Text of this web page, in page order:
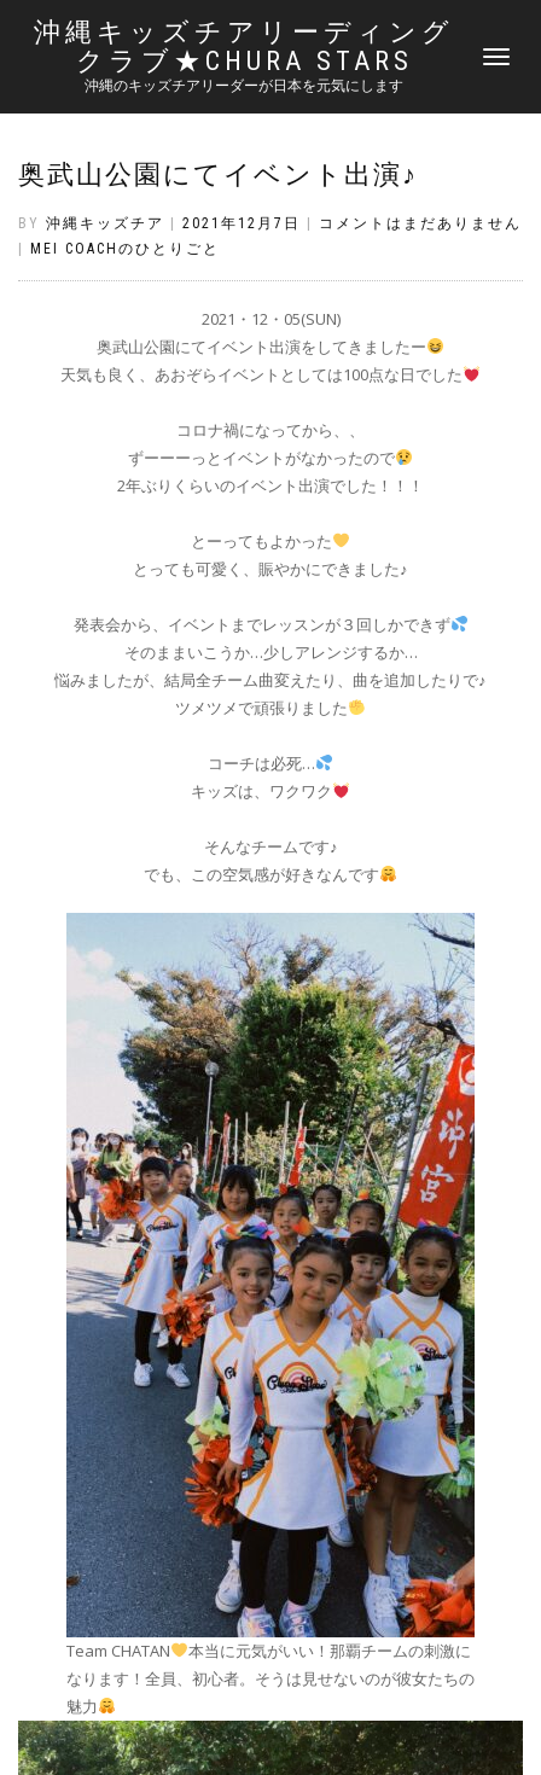
沖縄キッズチアリーディング
クラブ★CHURA STARS
沖縄のキッズチアリーダーが日本を元気にします
ナ
切
奥武山公園にてイベント出演♪
BY 沖縄キッズチア 2021年12月7日
コメントはまだありません
MEI COACHのひとりごと
2021・12・05(SUN)
奥武山公園にてイベント出演をしてきましたー
天気も良く、あおぞらイベントとしては100点な日でした
コロナ禍になってから、、
ずーーーっとイベントがなかったので
2年ぶりくらいのイベント出演でした！！！
とーってもよかった
とっても可愛く、賑やかにできました♪
発表会から、イベントまでレッスンが３回しかできず
そのままいこうか…少しアレンジするか…
悩みましたが、結局全チーム曲変えたり、曲を追加したりで♪
ツメツメで頑張りました
コーチは必死…
キッズは、ワクワク
そんなチームです♪
でも、この空気感が好きなんです
Team CHATAN
本当に元気がいい！那覇チームの刺激に
なります！全員、初心者。そうは見せないのが彼女たちの
魅力